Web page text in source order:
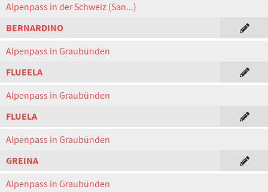
Alpenpass in der Schweiz (San...)
BERNARDINO
Alpenpass in Graubünden
FLUEELA
Alpenpass in Graubünden
FLUELA
Alpenpass in Graubünden
GREINA
Alpenpass in Graubünden